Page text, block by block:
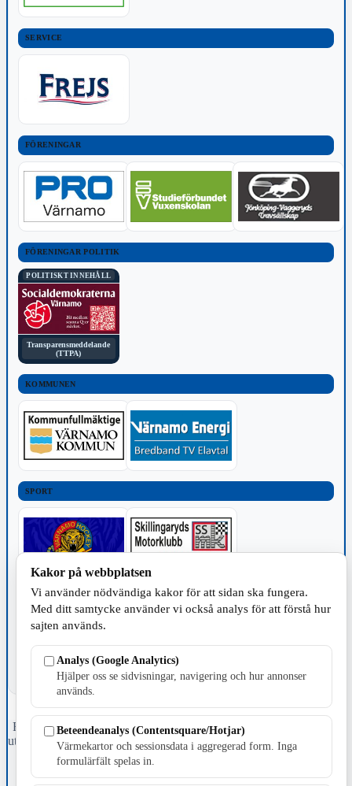
SERVICE
FÖRENINGAR
FÖRENINGAR POLITIK
POLITISKT INNEHÅLL
Transparensmeddelande
(TTPA)
KOMMUNEN
SPORT
TILLVERKNING
Fristående webbtidningsföretag grundat 1991 som sedan 2002 ger
ut tidningen Skillingaryd.nu och 2010 lanserades Värnamo.nu. Från
april 2026 omfattar Skillingaryd.nu tre kommuner: Gnosjö,
Värnamo och Vaggeryds kommun.
Kakor på webbplatsen
Vi använder nödvändiga kakor för att sidan ska fungera.
Med ditt samtycke använder vi också analys för att förstå hur
sajten används.
Analys (Google Analytics)
Hjälper oss se sidvisningar, navigering och hur annonser
används.
Beteendeanalys (Contentsquare/Hotjar)
Värmekartor och sessionsdata i aggregerad form. Inga
formulärfält spelas in.